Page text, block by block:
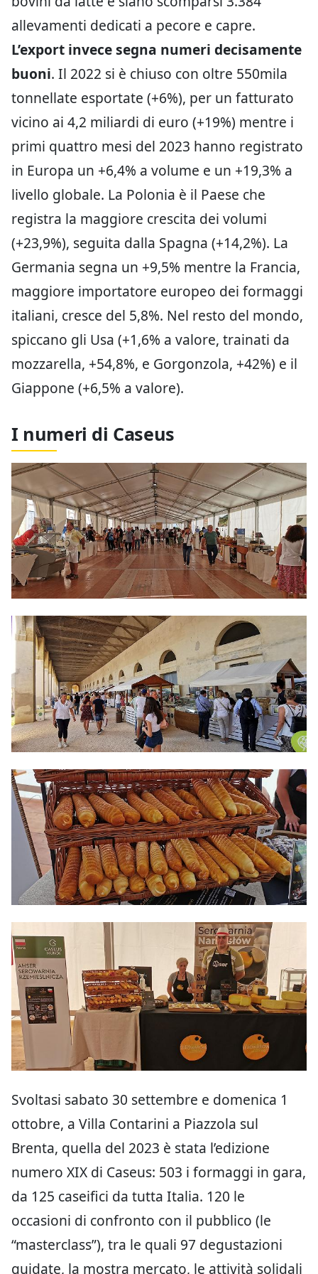
allevamenti dedicati a pecore e capre.
L’export invece segna numeri decisamente
buoni. Il 2022 si è chiuso con oltre 550mila
tonnellate esportate (+6%), per un fatturato
vicino ai 4,2 miliardi di euro (+19%) mentre i
primi quattro mesi del 2023 hanno registrato
in Europa un +6,4% a volume e un +19,3% a
livello globale. La Polonia è il Paese che
registra la maggiore crescita dei volumi
(+23,9%), seguita dalla Spagna (+14,2%). La
Germania segna un +9,5% mentre la Francia,
maggiore importatore europeo dei formaggi
italiani, cresce del 5,8%. Nel resto del mondo,
spiccano gli Usa (+1,6% a valore, trainati da
mozzarella, +54,8%, e Gorgonzola, +42%) e il
Giappone (+6,5% a valore).
I numeri di Caseus
Svoltasi sabato 30 settembre e domenica 1
ottobre, a Villa Contarini a Piazzola sul
Brenta, quella del 2023 è stata l’edizione
numero XIX di Caseus: 503 i formaggi in gara,
da 125 caseifici da tutta Italia. 120 le
occasioni di confronto con il pubblico (le
“masterclass”), tra le quali 97 degustazioni
guidate, la mostra mercato, le attività solidali